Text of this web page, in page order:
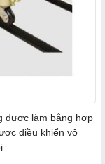
được làm bằng hợp
điều khiển vô